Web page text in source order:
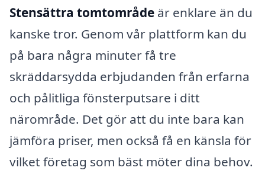
Stensättra tomtområde är enklare än du
kanske tror. Genom vår plattform kan du
på bara några minuter få tre
skräddarsydda erbjudanden från erfarna
och pålitliga fönsterputsare i ditt
närområde. Det gör att du inte bara kan
jämföra priser, men också få en känsla för
vilket företag som bäst möter dina behov.